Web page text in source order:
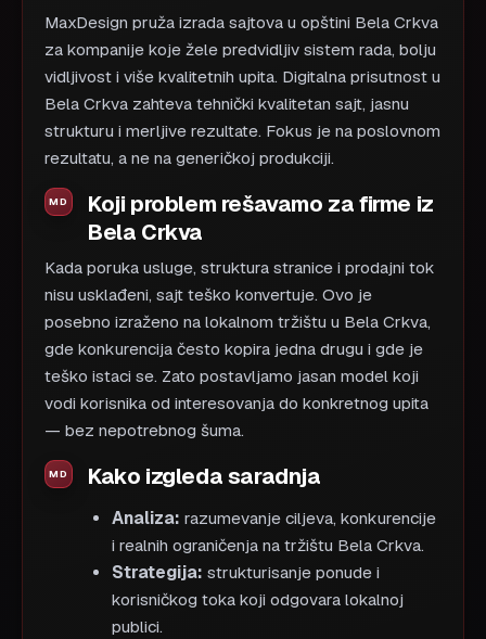
MaxDesign pruža izrada sajtova u opštini Bela Crkva
za kompanije koje žele predvidljiv sistem rada, bolju
vidljivost i više kvalitetnih upita. Digitalna prisutnost u
Bela Crkva zahteva tehnički kvalitetan sajt, jasnu
strukturu i merljive rezultate. Fokus je na poslovnom
rezultatu, a ne na generičkoj produkciji.
Koji problem rešavamo za firme iz
Bela Crkva
Kada poruka usluge, struktura stranice i prodajni tok
nisu usklađeni, sajt teško konvertuje. Ovo je
posebno izraženo na lokalnom tržištu u Bela Crkva,
gde konkurencija često kopira jedna drugu i gde je
teško istaci se. Zato postavljamo jasan model koji
vodi korisnika od interesovanja do konkretnog upita
— bez nepotrebnog šuma.
Kako izgleda saradnja
Analiza: razumevanje ciljeva, konkurencije
i realnih ograničenja na tržištu Bela Crkva.
Strategija: strukturisanje ponude i
korisničkog toka koji odgovara lokalnoj
publici.